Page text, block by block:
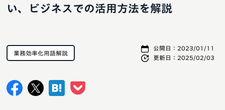
い、ビジネスでの活用方法を解説
公開日： 2023/01/11
更新日： 2025/02/03
業務効率化用語解説